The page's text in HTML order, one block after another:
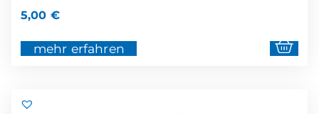
5,00 €
mehr erfahren